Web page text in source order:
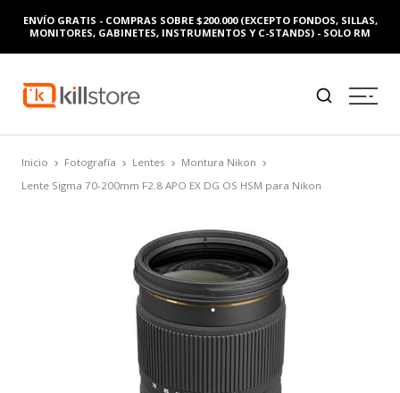
ENVÍO GRATIS - COMPRAS SOBRE $200.000 (EXCEPTO FONDOS, SILLAS,
MONITORES, GABINETES, INSTRUMENTOS Y C-STANDS) - SOLO RM
Inicio Fotografía Lentes
Montura Nikon
Lente Sigma 70-200mm F2.8 APO EX DG OS HSM para Nikon